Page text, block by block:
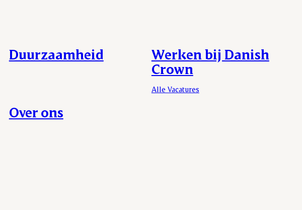
Duurzaamheid
Werken bij Danish
Crown
Alle Vacatures
Over ons